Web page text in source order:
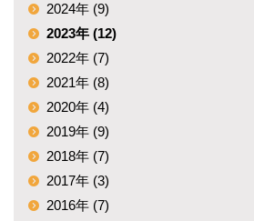
2024年 (9)
2023年 (12)
2022年 (7)
2021年 (8)
2020年 (4)
2019年 (9)
2018年 (7)
2017年 (3)
2016年 (7)